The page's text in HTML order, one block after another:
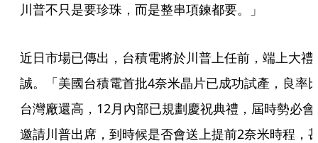
川普不只是要珍珠，而是整串項鍊都要。」
近日市場已傳出，台積電將於川普上任前，端上大禮
誠。「美國台積電首批4奈米晶片已成功試產，良率
台灣廠還高，12月內部已規劃慶祝典禮，屆時勢必會
邀請川普出席，到時候是否會送上提前2奈米時程，